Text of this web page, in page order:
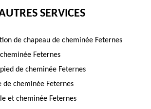
SERVICES
de chapeau de cheminée Feternes
Feternes
de cheminée Feternes
de cheminée Feternes
et cheminée Feternes